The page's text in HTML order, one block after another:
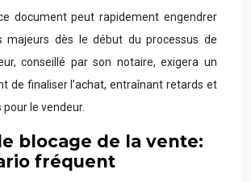
document peut rapidement engendrer
majeurs dès le début du processus de
conseillé par son notaire, exigera un
de finaliser l’achat, entraînant retards et
le vendeur.
blocage de la vente:
fréquent